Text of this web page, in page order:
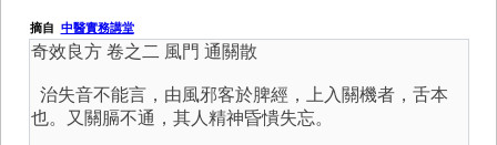
摘自 中醫實務講堂
奇效良方 卷之二 風門 通關散
治失音不能言，由風邪客於脾經，上入關機者，舌本
也。又關膈不通，其人精神昏憒失忘。